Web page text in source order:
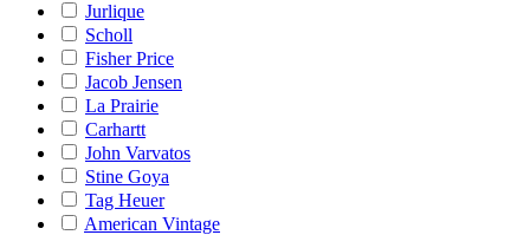
Jurlique
Scholl
Fisher Price
Jacob Jensen
La Prairie
Carhartt
John Varvatos
Stine Goya
Tag Heuer
American Vintage